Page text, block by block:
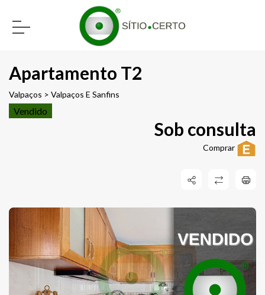
Apartamento T2
Valpaços > Valpaços E Sanfins
Vendido
Sob consulta
Comprar